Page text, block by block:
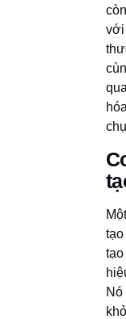
với
tạo
Nó